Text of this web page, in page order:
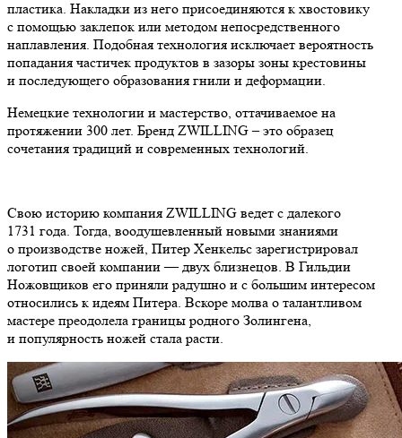
пластика. Накладки из него присоединяются к хвостовику
с помощью заклепок или методом непосредственного
наплавления. Подобная технология исключает вероятность
попадания частичек продуктов в зазоры зоны крестовины
и последующего образования гнили и деформации.
Немецкие технологии и мастерство, оттачиваемое на
протяжении 300 лет. Бренд ZWILLING – это образец
сочетания традиций и современных технологий.
Свою историю компания ZWILLING ведет с далекого
1731 года. Тогда, воодушевленный новыми знаниями
о производстве ножей, Питер Хенкельс зарегистрировал
логотип своей компании — двух близнецов. В Гильдии
Ножовщиков его приняли радушно и с большим интересом
относились к идеям Питера. Вскоре молва о талантливом
мастере преодолела границы родного Золингена,
и популярность ножей стала расти.